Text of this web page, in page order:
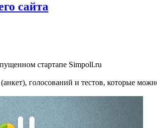
сайта
стартапе Simpoll.ru
голосований и тестов, которые